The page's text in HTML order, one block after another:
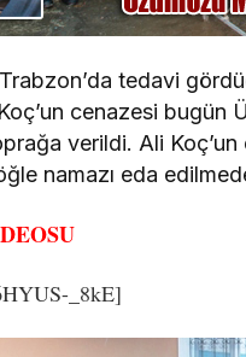
tedavi
cenazesi bugün
verildi. Ali
namazı eda
_8kE]